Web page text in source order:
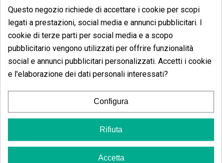
È comodo da portare in un piccolo astuccio?
Sì, il suo formato permette di riporlo facilmente in
astucci per accessori, marsupi, tasche interne o
piccoli scomparti. È un'opzione pratica per averlo a
portata di mano insieme a carta, filtri o bocchini.
Potrebbe anche piacerti
Questo negozio richiede di accettare i cookie per scopi
legati a prestazioni, social media e annunci pubblicitari. I
cookie di terze parti per social media e a scopo
pubblicitario vengono utilizzati per offrire funzionalità
social e annunci pubblicitari personalizzati. Accetti i cookie
e l'elaborazione dei dati personali interessati?
Configura
Rifiuta
Accetta